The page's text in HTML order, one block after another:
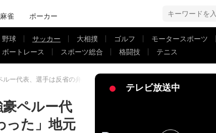
麻雀 ポーカー
野球 サッカー 大相撲 ゴルフ
モータースポーツ
ボートレース
スポーツ総合 格闘技 テニス
ー代表、選手は反省の弁 「賭けは大失敗に終わった」地元メディアも
豪ペルー代
った」地元
テレビ放送中